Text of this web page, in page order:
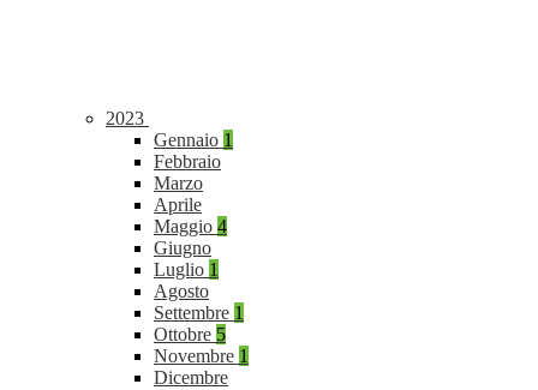
2023
Gennaio 1
Febbraio
Marzo
Aprile
Maggio 4
Giugno
Luglio 1
Agosto
Settembre 1
Ottobre 5
Novembre 1
Dicembre